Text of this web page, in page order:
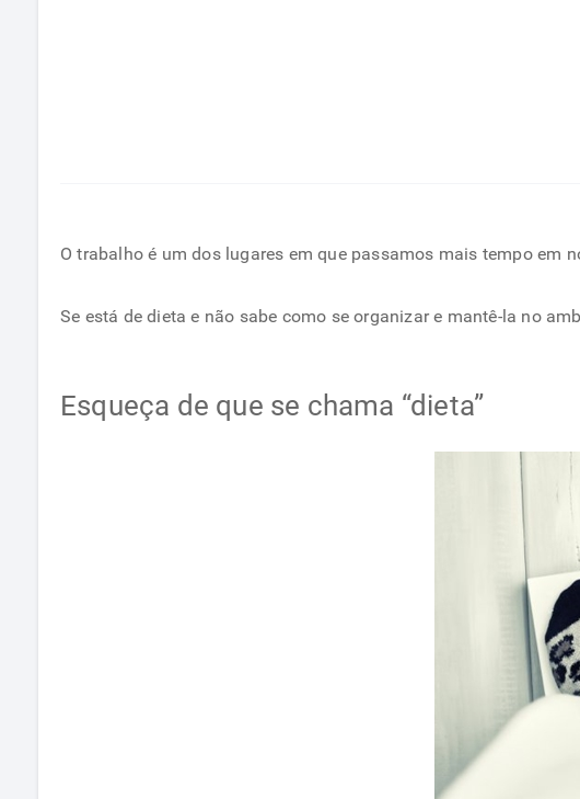
O trabalho é um dos lugares em que passamos mais tempo em
Se está de dieta e não sabe como se organizar e mantê-la no
Esqueça de que se chama “dieta”